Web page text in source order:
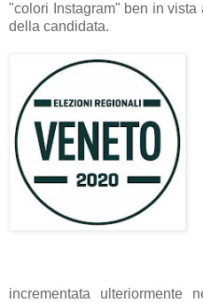
"colori Instagram" ben in
della candidata.
incrementata ulteriormente